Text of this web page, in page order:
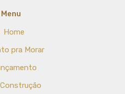
Menu
Home
pra Morar